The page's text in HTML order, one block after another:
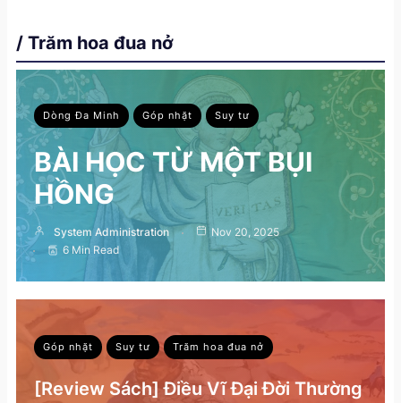
/ Trăm hoa đua nở
Dòng Đa Minh Góp nhặt Suy tư
BÀI HỌC TỪ MỘT BỤI
HỒNG
System Administration
Nov 20, 2025
6 Min Read
Góp nhặt Suy tư Trăm hoa đua nở
[Review Sách] Điều Vĩ Đại Đời Thường